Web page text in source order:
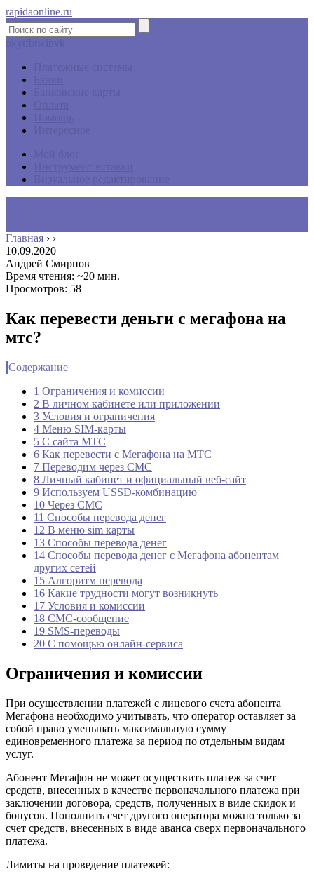
rapidaonline.ru
Главная › ›
10.09.2020
Андрей Смирнов
Время чтения: ~20 мин.
Просмотров: 58
Как перевести деньги с мегафона на
мтс?
Содержание
1 Ограничения и комиссии
2 В личном кабинете или приложении
3 Условия и ограничения
4 Меню SIM-карты
5 С сайта МТС
6 Как перевести с Мегафона на МТС
7 Переводим через СМС
8 Личный кабинет и официальный веб-сайт
9 Используем USSD-комбинацию
10 Через СМС
11 Способы перевода денег
12 В меню sim карты
13 Способы перевода денег
14 Способы перевода денег с Мегафона абонентам
других сетей
15 Алгоритм перевода
16 Какие трудности могут возникнуть
17 Условия и комиссии
18 СМС-сообщение
19 SMS-переводы
20 С помощью онлайн-сервиса
Ограничения и комиссии
При осуществлении платежей с лицевого счета абонента
Мегафона необходимо учитывать, что оператор оставляет за
собой право уменьшать максимальную сумму
единовременного платежа за период по отдельным видам
услуг.
Абонент Мегафон не может осуществить платеж за счет
средств, внесенных в качестве первоначального платежа при
заключении договора, средств, полученных в виде скидок и
бонусов. Пополнить счет другого оператора можно только за
счет средств, внесенных в виде аванса сверх первоначального
платежа.
Лимиты на проведение платежей: